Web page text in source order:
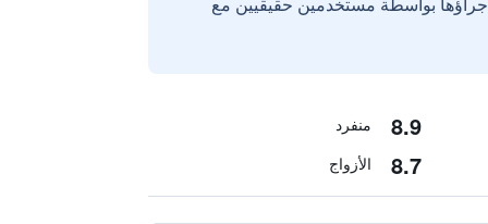
8.9 منفرد
8.7 الأزواج